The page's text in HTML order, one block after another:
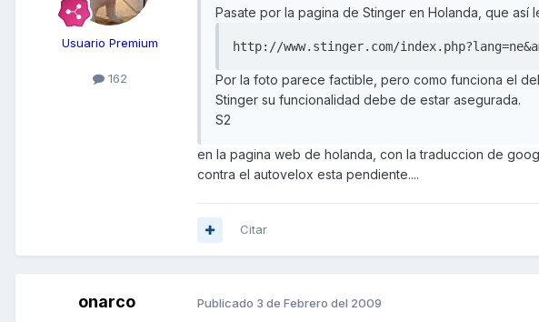
Usuario Premium
162
Pasate por la pagina de Stinger en Holanda, que así
http://www.stinger.com/
Por la foto parece factible, pero como funciona el
Stinger su funcionalidad debe de estar asegurada.
S2
en la pagina web de holanda, con la traduccion de
contra el autovelox esta pendiente....
Citar
onarco Publicado 3 de Febrero del 2009